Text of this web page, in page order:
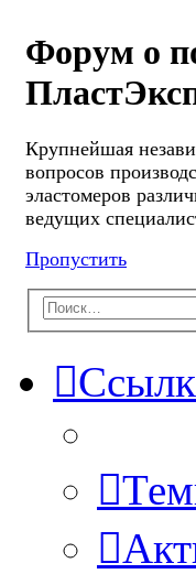
Форум о
Крупнейшая
вопросов
эластомеров
ведущих
Пропустить